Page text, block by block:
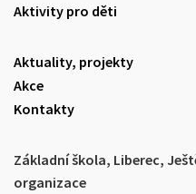
Aktivity pro děti
Aktuality, projekty
Akce
Kontakty
Základní škola, Liberec,
organizace